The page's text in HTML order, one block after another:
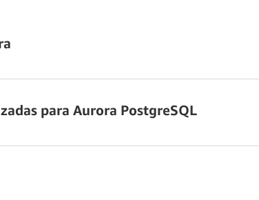
para Aurora PostgreSQL